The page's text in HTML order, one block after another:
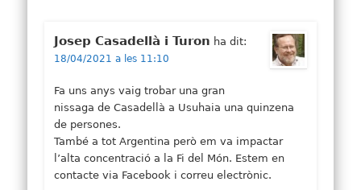
Josep Casadellà i Turon ha dit:
18/04/2021 a les 11:10
Fa uns anys vaig trobar una gran
nissaga de Casadellà a Usuhaia una quinzena
de persones.
També a tot Argentina però em va impactar
l’alta concentració a la Fi del Món. Estem en
contacte via Facebook i correu electrònic.